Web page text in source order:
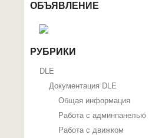
ОБЪЯВЛЕНИЕ
РУБРИКИ
DLE
Документация DLE
Общая информация
Работа с админпанелью
Работа с движком